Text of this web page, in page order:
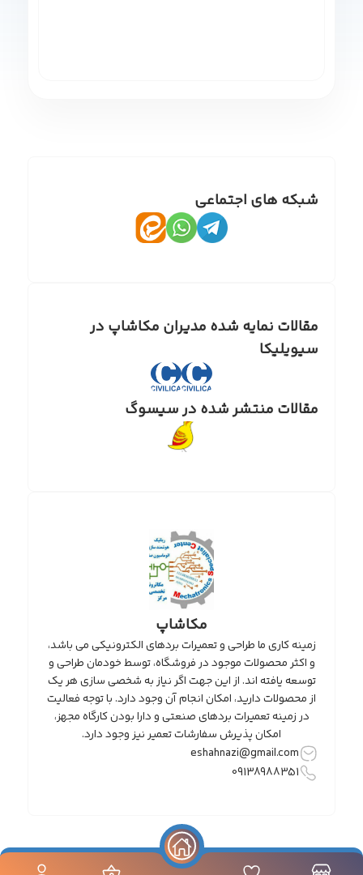
شبکه های اجتماعی
مقالات نمایه شده مدیران مکاشاپ در
سیویلیکا
مقالات منتشر شده در سیسوگ
مکاشاپ
زمینه کاری ما طراحی و تعمیرات بردهای الکترونیکی می باشد،
و اکثر محصولات موجود در فروشگاه، توسط خودمان طراحی و
توسعه یافته اند. از این جهت اگر نیاز به شخصی سازی هر یک
از محصولات دارید، امکان انجام آن وجود دارد. با توجه فعالیت
در زمینه تعمیرات بردهای صنعتی و دارا بودن کارگاه مجهز،
امکان پذیرش سفارشات تعمیر نیز وجود دارد.
eshahnazi@gmail.com
09138988351